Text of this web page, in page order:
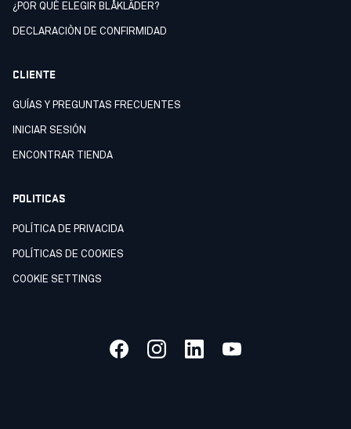
¿POR QUÉ ELEGIR BLÅKLÄDER?
DECLARACIÒN DE CONFIRMIDAD
CLIENTE
GUÍAS Y PREGUNTAS FRECUENTES
INICIAR SESIÓN
ENCONTRAR TIENDA
POLITICAS
POLÍTICA DE PRIVACIDA
POLÍTICAS DE COOKIES
COOKIE SETTINGS